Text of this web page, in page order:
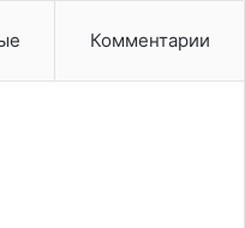
Комментарии